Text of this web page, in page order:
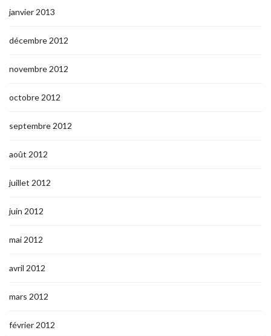
janvier 2013
décembre 2012
novembre 2012
octobre 2012
septembre 2012
août 2012
juillet 2012
juin 2012
mai 2012
avril 2012
mars 2012
février 2012